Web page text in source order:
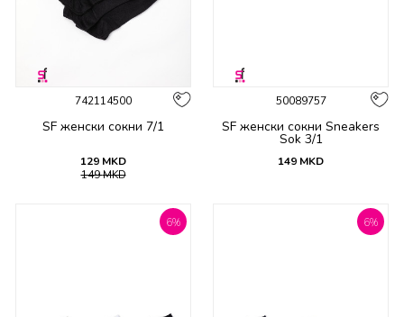
742114500
SF женски сокни 7/1
129 MKD
149MKD
50089757
SF женски сокни Sneakers
Sok 3/1
149 MKD
6% 6%